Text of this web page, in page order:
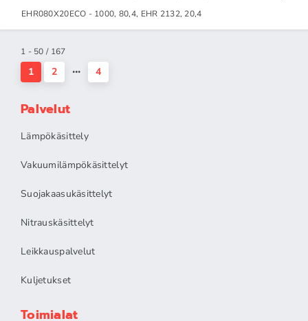
EHR080X20ECO - 1000, 80,4, EHR 2132, 20,4
1 - 50 / 167
1 2 4
Palvelut
Lämpökäsittely
Vakuumilämpökäsittelyt
Suojakaasukäsittelyt
Nitrauskäsittelyt
Leikkauspalvelut
Kuljetukset
Toimialat